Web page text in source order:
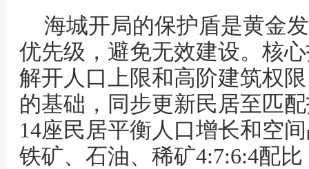
海城开局的保护盾是黄金
优先级，避免无效建设。核
解开人口上限和高阶建筑权
的基础，同步更新民居至匹
14座民居平衡人口增长和空
铁矿、石油、稀矿4:7:6:4配